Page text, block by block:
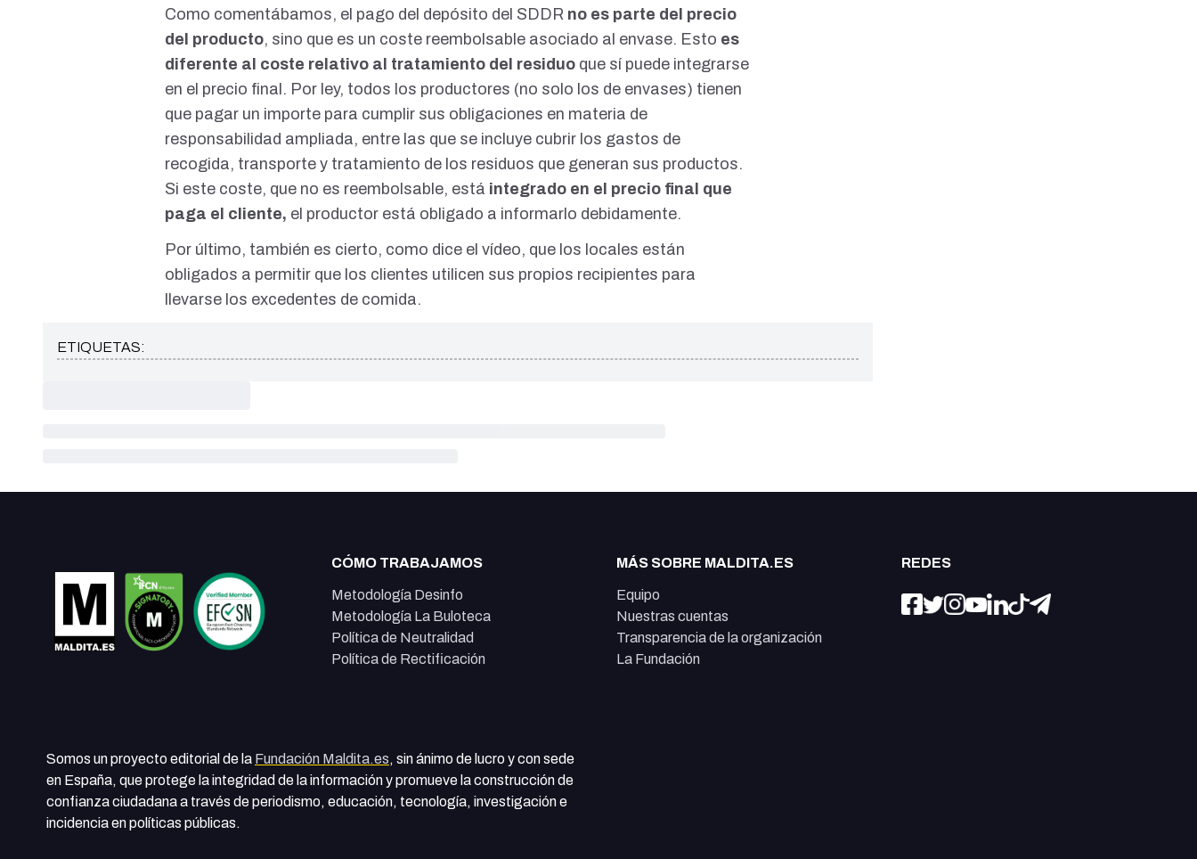
Como comentábamos, el pago del depósito del SDDR no es parte del precio
del producto, sino que es un coste reembolsable asociado al envase. Esto es
diferente al coste relativo al tratamiento del residuo que sí puede integrarse
en el precio final. Por ley, todos los productores (no solo los de envases) tienen
que pagar un importe para cumplir sus obligaciones en materia de
responsabilidad ampliada, entre las que se incluye cubrir los gastos de
recogida, transporte y tratamiento de los residuos que generan sus productos.
Si este coste, que no es reembolsable, está integrado en el precio final que
paga el cliente, el productor está obligado a informarlo debidamente.
Por último, también es cierto, como dice el vídeo, que los locales están
obligados a permitir que los clientes utilicen sus propios recipientes para
llevarse los excedentes de comida.
ETIQUETAS:
CÓMO TRABAJAMOS
Metodología Desinfo
Metodología La Buloteca
Política de Neutralidad
Política de Rectificación
MÁS SOBRE MALDITA.ES
Equipo
Nuestras cuentas
Transparencia de la organización
La Fundación
REDES
Somos un proyecto editorial de la Fundación Maldita.es, sin ánimo de lucro y con sede
en España, que protege la integridad de la información y promueve la construcción de
confianza ciudadana a través de periodismo, educación, tecnología, investigación e
incidencia en políticas públicas.